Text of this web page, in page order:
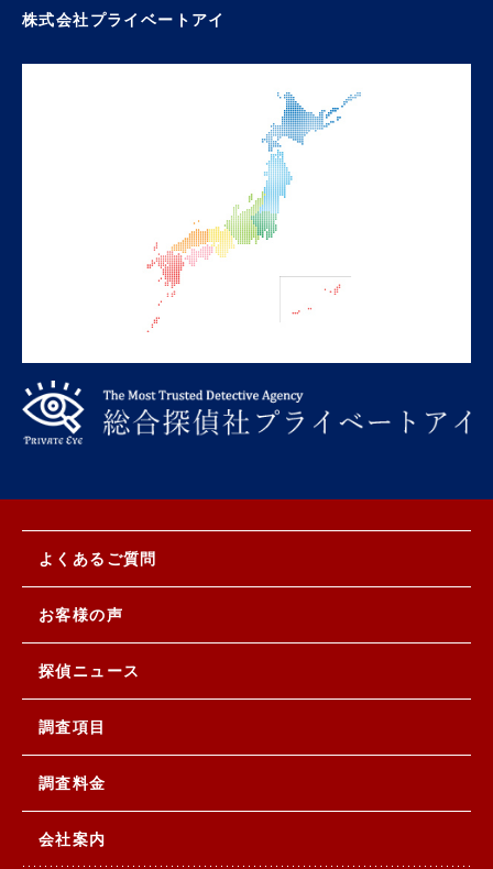
株式会社プライベートアイ
よくあるご質問
お客様の声
探偵ニュース
調査項目
調査料金
会社案内